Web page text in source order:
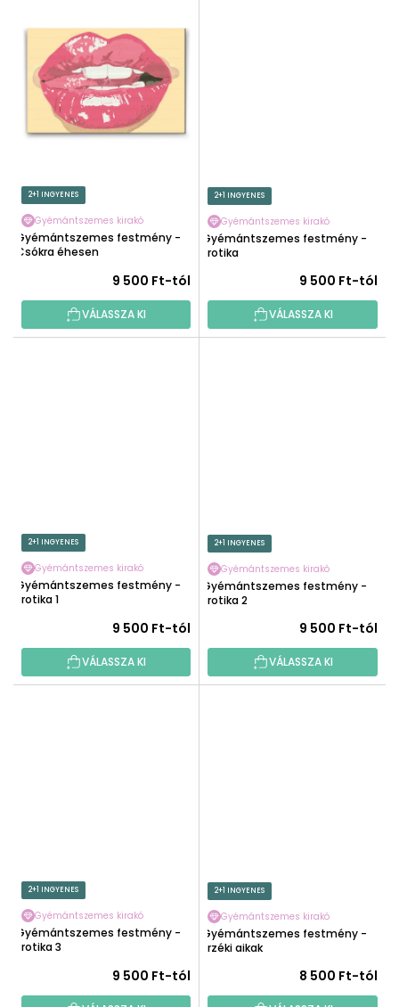
2+1 INGYENES
Gyémántszemes kirakó
Gyémántszemes festmény -
Csókra éhesen
9 500 Ft-tól
VÁLASSZA KI
2+1 INGYENES
Gyémántszemes kirakó
Gyémántszemes festmény -
Erotika
9 500 Ft-tól
VÁLASSZA KI
2+1 INGYENES
Gyémántszemes kirakó
Gyémántszemes festmény -
Erotika 1
9 500 Ft-tól
VÁLASSZA KI
2+1 INGYENES
Gyémántszemes kirakó
Gyémántszemes festmény -
Erotika 2
9 500 Ft-tól
VÁLASSZA KI
2+1 INGYENES
Gyémántszemes kirakó
Gyémántszemes festmény -
Erotika 3
9 500 Ft-tól
2+1 INGYENES
Gyémántszemes kirakó
Gyémántszemes festmény -
Érzéki ajkak
8 500 Ft-tól